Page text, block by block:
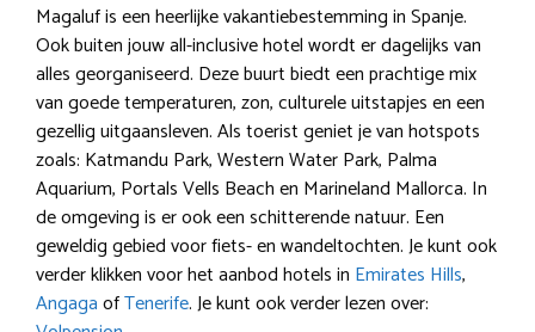
Magaluf is een heerlijke vakantiebestemming in Spanje.
Ook buiten jouw all-inclusive hotel wordt er dagelijks van
alles georganiseerd. Deze buurt biedt een prachtige mix
van goede temperaturen, zon, culturele uitstapjes en een
gezellig uitgaansleven. Als toerist geniet je van hotspots
zoals: Katmandu Park, Western Water Park, Palma
Aquarium, Portals Vells Beach en Marineland Mallorca. In
de omgeving is er ook een schitterende natuur. Een
geweldig gebied voor fiets- en wandeltochten. Je kunt ook
verder klikken voor het aanbod hotels in Emirates Hills,
AngagaofTenerife. Je kunt ook verder lezen over: